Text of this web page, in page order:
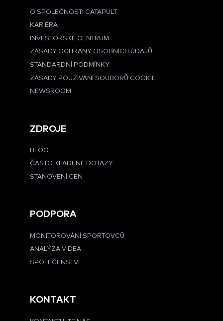
O SPOLEČNOSTI CATAPULT
KARIÉRA
INVESTORSKÉ CENTRUM
ZÁSADY OCHRANY OSOBNÍCH ÚDAJŮ
STANDARDNÍ PODMÍNKY
ZÁSADY POUŽÍVÁNÍ SOUBORŮ COOKIE
NEWSROOM
ZDROJE
BLOG
ČASTO KLADENÉ DOTAZY
STANOVENÍ CEN
PODPORA
MONITOROVÁNÍ SPORTOVCŮ
ANALÝZA VIDEA
SPOLEČENSTVÍ
KONTAKT